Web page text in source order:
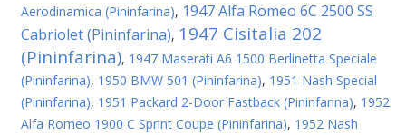
Aerodinamica (Pininfarina), 1947 Alfa Romeo 6C 2500 SS
Cabriolet (Pininfarina), 1947 Cisitalia 202
(Pininfarina), 1947 Maserati A6 1500 Berlinetta Speciale
(Pininfarina), 1950 BMW 501 (Pininfarina), 1951 Nash Special
(Pininfarina), 1951 Packard 2-Door Fastback (Pininfarina), 1952
Alfa Romeo 1900 C Sprint Coupe (Pininfarina), 1952 Nash